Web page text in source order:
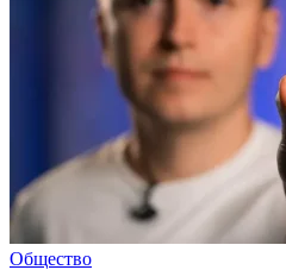
Общество